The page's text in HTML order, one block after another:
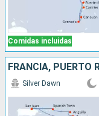
Comidas incluidas
Silver Dawn